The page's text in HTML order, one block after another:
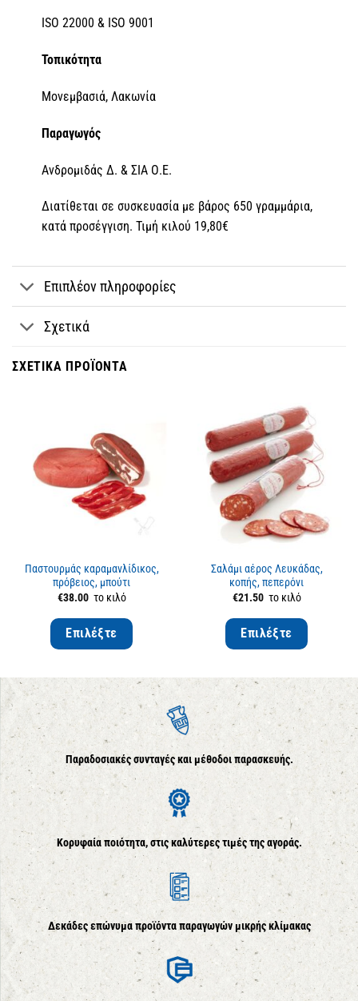
ISO 22000 & ISO 9001
Τοπικότητα
Μονεμβασιά, Λακωνία
Παραγωγός
Ανδρομιδάς Δ. & ΣΙΑ Ο.Ε.
Διατίθεται σε συσκευασία με βάρος 650 γραμμάρια,
κατά προσέγγιση. Τιμή κιλού 19,80€
Επιπλέον πληροφορίες
Σχετικά
ΣΧΕΤΙΚΆ ΠΡΟΪΌΝΤΑ
Παστουρμάς καραμανλίδικος,
πρόβειος, μπούτι
€38.00το κιλό
Επιλέξτε
Σαλάμι αέρος Λευκάδας,
κοπής, πεπερόνι
€21.50το κιλό
Επιλέξτε
Παραδοσιακές συνταγές και μέθοδοι παρασκευής.
Κορυφαία ποιότητα, στις καλύτερες τιμές της αγοράς.
Δεκάδες επώνυμα προϊόντα παραγωγών μικρής κλίμακας